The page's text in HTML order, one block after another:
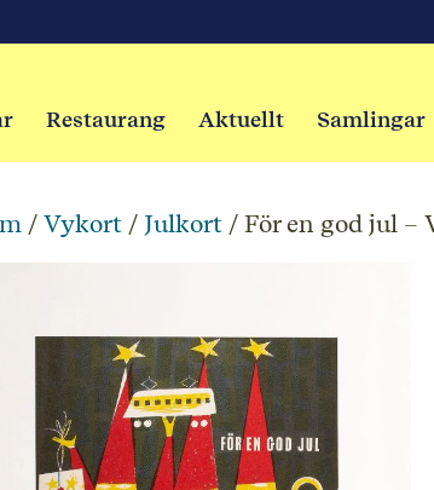
Restaurang Aktuellt Samlingar
/ Vykort / Julkort / För en god jul –